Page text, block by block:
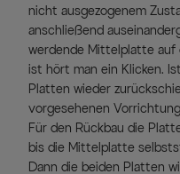
nicht ausgezogenem
anschließend
werdende Mittelplatte auf
ist hört man ein Klicken.
Platten wieder
vorgesehenen
Für den Rückbau die
bis die Mittelplatte
Dann die beiden Platten